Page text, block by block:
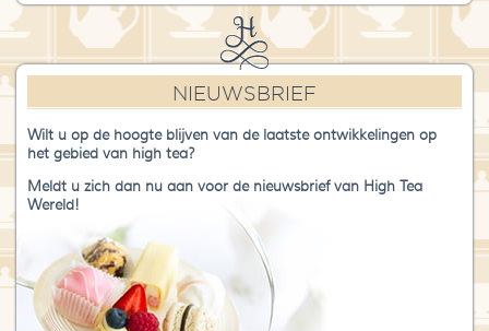
NIEUWSBRIEF
Wilt u op de hoogte blijven van de laatste ontwikkelingen op
het gebied van high tea?
Meldt u zich dan nu aan voor de nieuwsbrief van High Tea
Wereld!